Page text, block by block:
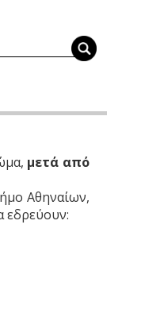
μετά από
Αθηναίων,
εδρεύουν: